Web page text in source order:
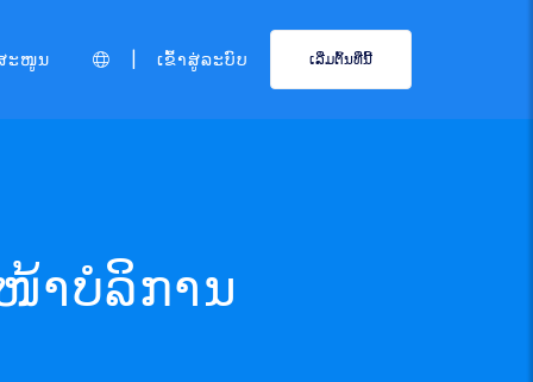
ະໜູນ ເຂົ້າສູ່ລະບົບ ເລີ່ມຕົ້ນທີ່ນີ້
າບໍລິການ